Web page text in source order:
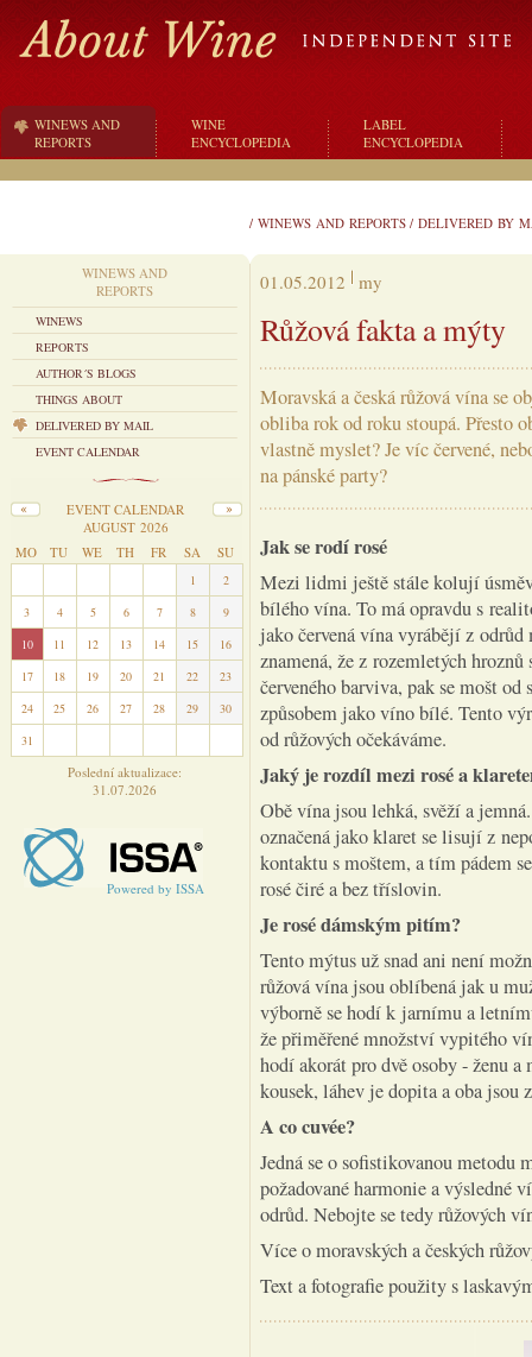
WINEWS AND
REPORTS
WINE
ENCYCLOPEDIA
LABEL
ENCYCLOPEDIA
/ WINEWS AND REPORTS / DELIVERED BY
WINEWS AND
REPORTS
WINEWS
REPORTS
AUTHOR´S BLOGS
THINGS ABOUT
DELIVERED BY MAIL
EVENT CALENDAR
EVENT CALENDAR
AUGUST 2026
MO
TU WE TH FR SA SU
1
2
3
4 5 6 7 8
9
10
11 12 13 14 15
16
17
18 19 20 21 22
23
24
25 26 27 28 29
30
31
Poslední aktualizace:
31.07.2026
Powered by ISSA
01.05.2012 my
Růžová fakta a mýty
Moravská a česká růžová vína se
obliba rok od roku stoupá. Přesto
vlastně myslet? Je víc červené,
na pánské party?
Jak se rodí rosé
Mezi lidmi ještě stále kolují
bílého vína. To má opravdu s
jako červená vína vyrábějí z
znamená, že z rozemletých
červeného barviva, pak se mošt
způsobem jako víno bílé. Tento
od růžových očekáváme.
Jaký je rozdíl mezi rosé a
Obě vína jsou lehká, svěží a
označená jako klaret se lisují z
kontaktu s moštem, a tím pádem
rosé čiré a bez tříslovin.
Je rosé dámským pitím?
Tento mýtus už snad ani není
růžová vína jsou oblíbená jak u
výborně se hodí k jarnímu a
že přiměřené množství vypitého
hodí akorát pro dvě osoby - ženu
kousek, láhev je dopita a oba jsou
A co cuvée?
Jedná se o sofistikovanou metodu
požadované harmonie a
odrůd. Nebojte se tedy růžových
Více o moravských a českých
Text a fotografie použity s